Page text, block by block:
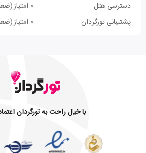
دسترسی هتل
0 امتیاز
پشتیبانی تورگردان
0 امتیاز
با خیال راحت به تورگردان